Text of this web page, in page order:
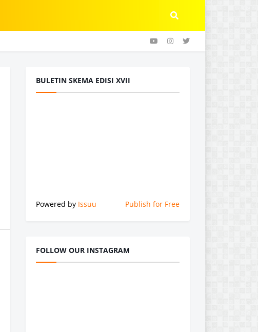
BULETIN SKEMA EDISI XVII
Powered by Issuu Publish for Free
FOLLOW OUR INSTAGRAM